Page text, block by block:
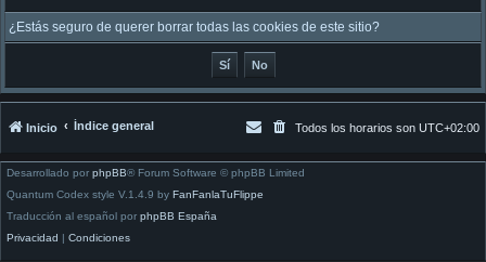
¿Estás seguro de querer borrar todas las cookies de este sitio?
Inicio Índice general Todos los horarios son UTC+02:00
Desarrollado por phpBB® Forum Software © phpBB Limited
Quantum Codex style V.1.4.9 by FanFanlaTuFlippe
Traducción al español por phpBB España
Privacidad
Condiciones